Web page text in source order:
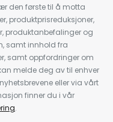
den første til å motta
produktprisreduksjoner,
produktanbefalinger og
samt innhold fra
samt oppfordringer om
melde deg av til enhver
eller via vårt
finner du i vår
.